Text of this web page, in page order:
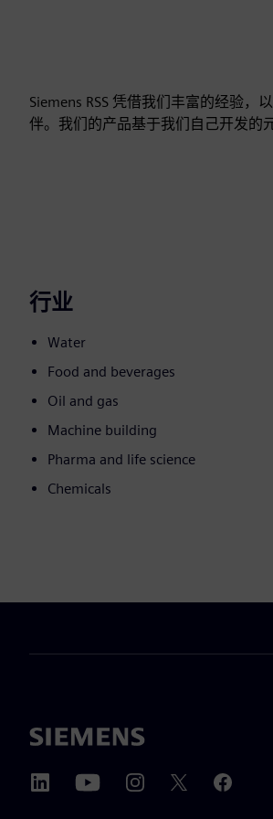
Siemens RSS 凭借我们丰富的经验
伴。我们的产品基于我们自己开发的
行业
Water
Food and beverages
Oil and gas
Machine building
Pharma and life science
Chemicals